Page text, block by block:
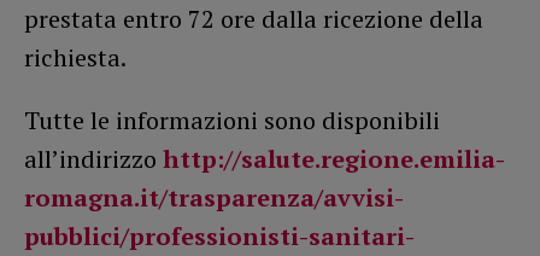
prestata entro 72 ore dalla ricezione della
richiesta.
Tutte le informazioni sono disponibili
all’indirizzo http://salute.regione.emilia-
romagna.it/trasparenza/avvisi-
pubblici/professionisti-sanitari-